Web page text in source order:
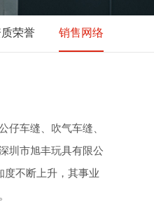
荣誉 销售网络
仔车缝、吹气车缝、
圳市旭丰玩具有限公
度不断上升，其事业